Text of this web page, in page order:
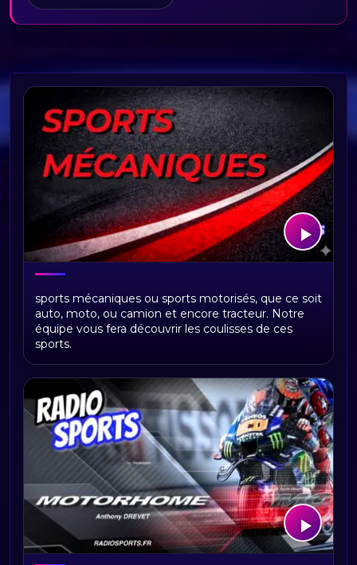
Sports mécaniques : F1, MotoGP,
Endurance, Rallye et Motorhome
sports mécaniques ou sports motorisés, que ce soit
auto, moto, ou camion et encore tracteur. Notre
équipe vous fera découvrir les coulisses de ces
sports.